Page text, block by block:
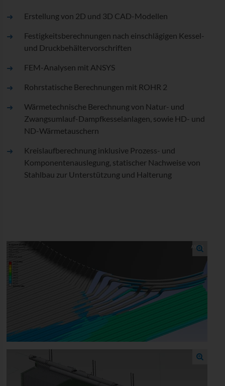
Erstellung von 2D und 3D CAD-Modellen
Festigkeitsberechnungen nach einschlägigen Kessel-
und Druckbehältervorschriften
FEM-Analysen mit ANSYS
Rohrstatische Berechnungen mit ROHR 2
Wärmetechnische Berechnung von Natur- und
Zwangsumlauf-Dampfkesselanlagen, sowie HD- und
ND-Wärmetauschern
Kreislaufberechnung inklusive Prozess- und
Komponentenauslegung, statischer Nachweise von
Stahlbau zur Unterstützung und Halterung